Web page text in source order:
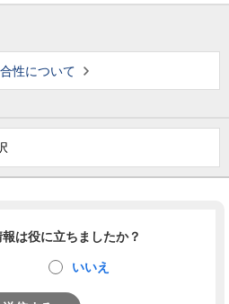
性について
は役に立ちましたか？
いいえ